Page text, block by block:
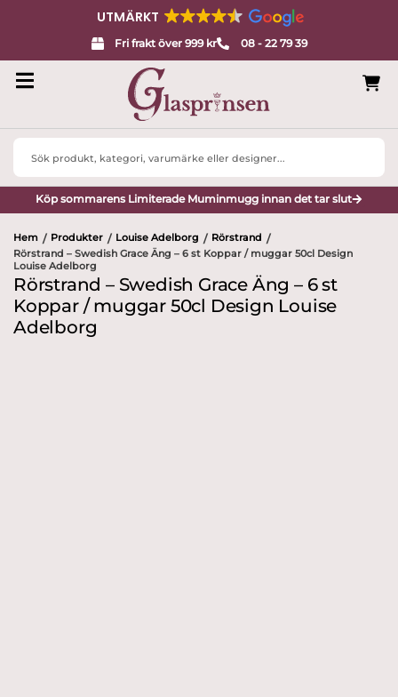
UTMÄRKT
Fri frakt över 999 kr 08 - 22 79 39
Search
Köp sommarens Limiterade Muminmugg innan det tar slut
Hem / Produkter / Louise Adelborg / Rörstrand /
Rörstrand – Swedish Grace Äng – 6 st Koppar / muggar 50cl Design
Louise Adelborg
Rörstrand – Swedish Grace Äng – 6 st
Koppar / muggar 50cl Design Louise
Adelborg